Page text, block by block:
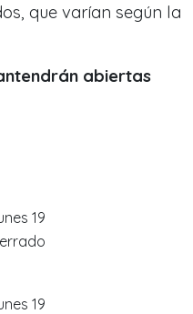
que varían según la
abiertas
19
19